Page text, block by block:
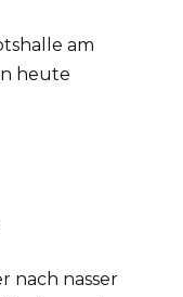
am
heute
nach nasser